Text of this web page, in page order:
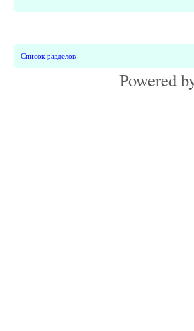
Список разделов
Powered